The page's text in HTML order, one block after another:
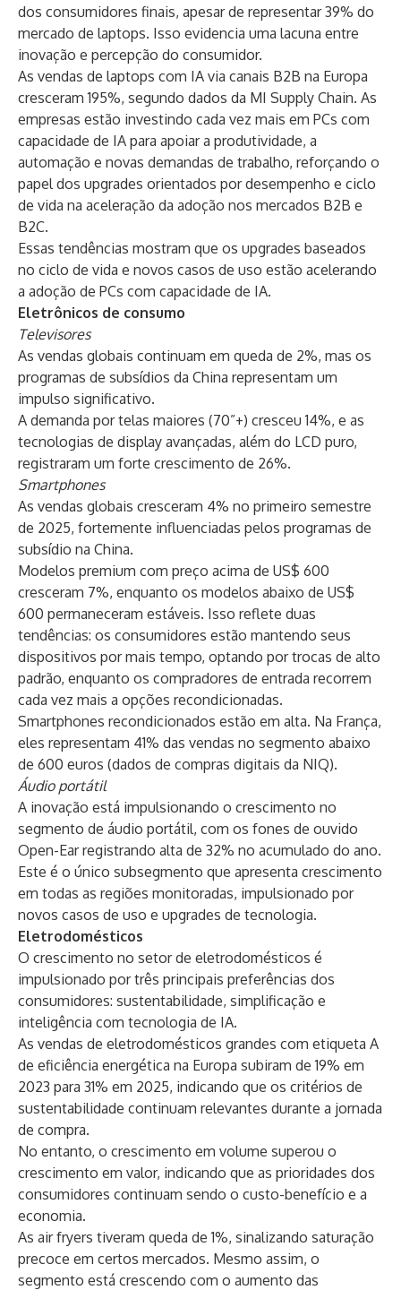
dos consumidores finais, apesar de representar 39% do
mercado de laptops. Isso evidencia uma lacuna entre
inovação e percepção do consumidor.
As vendas de laptops com IA via canais B2B na Europa
cresceram 195%, segundo dados da MI Supply Chain. As
empresas estão investindo cada vez mais em PCs com
capacidade de IA para apoiar a produtividade, a
automação e novas demandas de trabalho, reforçando o
papel dos upgrades orientados por desempenho e ciclo
de vida na aceleração da adoção nos mercados B2B e
B2C.
Essas tendências mostram que os upgrades baseados
no ciclo de vida e novos casos de uso estão acelerando
a adoção de PCs com capacidade de IA.
Eletrônicos de consumo
Televisores
As vendas globais continuam em queda de 2%, mas os
programas de subsídios da China representam um
impulso significativo.
A demanda por telas maiores (70”+) cresceu 14%, e as
tecnologias de display avançadas, além do LCD puro,
registraram um forte crescimento de 26%.
Smartphones
As vendas globais cresceram 4% no primeiro semestre
de 2025, fortemente influenciadas pelos programas de
subsídio na China.
Modelos premium com preço acima de US$ 600
cresceram 7%, enquanto os modelos abaixo de US$
600 permaneceram estáveis. Isso reflete duas
tendências: os consumidores estão mantendo seus
dispositivos por mais tempo, optando por trocas de alto
padrão, enquanto os compradores de entrada recorrem
cada vez mais a opções recondicionadas.
Smartphones recondicionados estão em alta. Na França,
eles representam 41% das vendas no segmento abaixo
de 600 euros (dados de compras digitais da NIQ).
Áudio portátil
A inovação está impulsionando o crescimento no
segmento de áudio portátil, com os fones de ouvido
Open-Ear registrando alta de 32% no acumulado do ano.
Este é o único subsegmento que apresenta crescimento
em todas as regiões monitoradas, impulsionado por
novos casos de uso e upgrades de tecnologia.
Eletrodomésticos
O crescimento no setor de eletrodomésticos é
impulsionado por três principais preferências dos
consumidores: sustentabilidade, simplificação e
inteligência com tecnologia de IA.
As vendas de eletrodomésticos grandes com etiqueta A
de eficiência energética na Europa subiram de 19% em
2023 para 31% em 2025, indicando que os critérios de
sustentabilidade continuam relevantes durante a jornada
de compra.
No entanto, o crescimento em volume superou o
crescimento em valor, indicando que as prioridades dos
consumidores continuam sendo o custo-benefício e a
economia.
As air fryers tiveram queda de 1%, sinalizando saturação
precoce em certos mercados. Mesmo assim, o
segmento está crescendo com o aumento das